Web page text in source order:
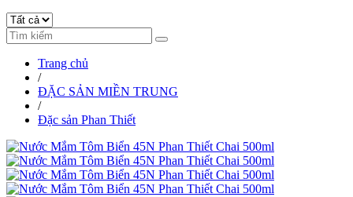
Trang chủ
/
ĐẶC SẢN MIỀN TRUNG
/
Đặc sản Phan Thiết